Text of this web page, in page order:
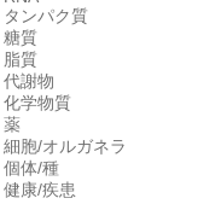
タンパク質
糖質
脂質
代謝物
化学物質
薬
細胞/オルガネラ
個体/種
健康/疾患